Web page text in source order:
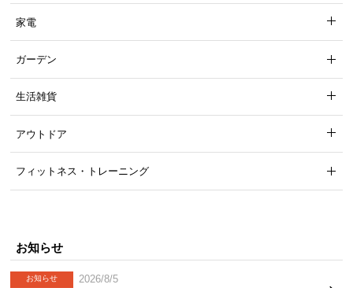
約32.2㎝ 約43㎝ 約12.3㎝
サッと拭くだけ簡単お手入れ
す。
家電
ガーデン
生活雑貨
アウトドア
フィットネス・トレーニング
お知らせ
お知らせ
2026/8/5